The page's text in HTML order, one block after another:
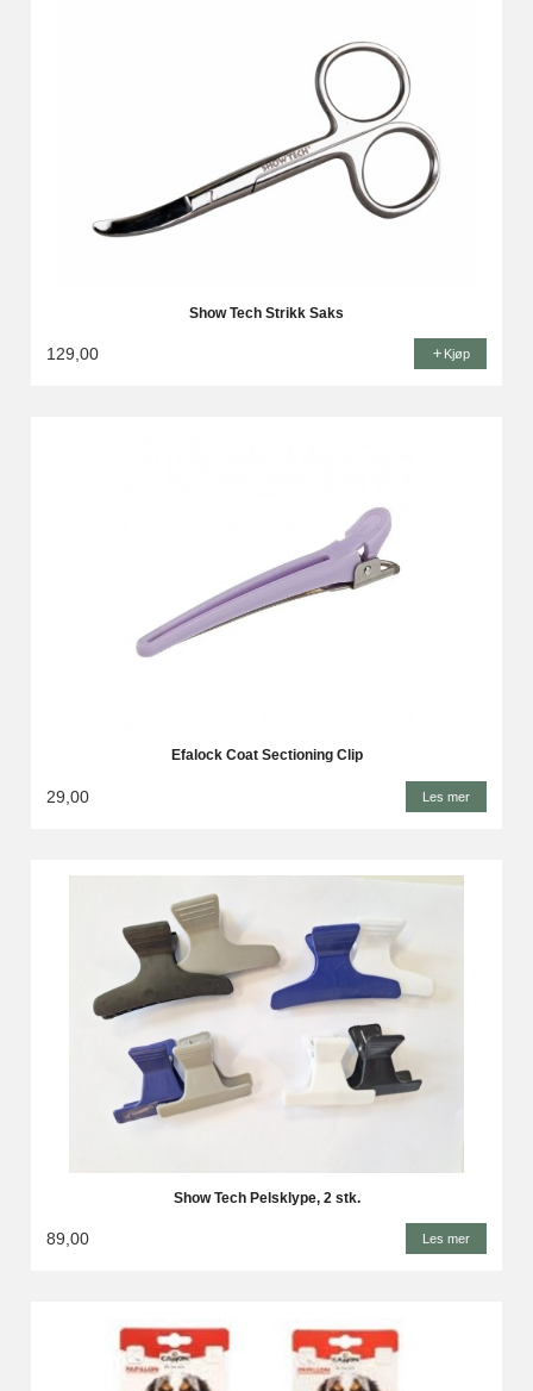
Show Tech Strikk Saks
129,00 Kjøp
Efalock Coat Sectioning Clip
29,00 Les mer
Show Tech Pelsklype, 2 stk.
89,00 Les mer